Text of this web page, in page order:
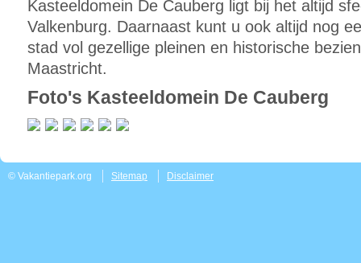
Kasteeldomein De Cauberg ligt bij het altijd
Valkenburg. Daarnaast kunt u ook altijd nog
stad vol gezellige pleinen en historische
Maastricht.
Foto's Kasteeldomein De Cauberg
© Vakantiepark.org Sitemap Disclaimer